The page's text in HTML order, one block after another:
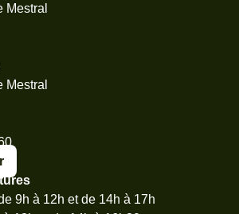
Mestral
Mestral
9h à 12h et de 14h à 17h